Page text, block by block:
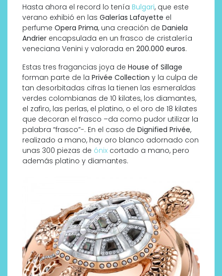
Hasta ahora el record lo tenía Bulgari, que este
verano exhibió en las Galerías Lafayette el
perfume Opera Prima, una creación de Daniela
Andrier encapsulada en un frasco de cristalería
veneciana Venini y valorada en 200.000 euros.
Estas tres fragancias joya de House of Sillage
forman parte de la Privée Collection y la culpa de
tan desorbitadas cifras la tienen las esmeraldas
verdes colombianas de 10 kilates, los diamantes,
el zafiro, las perlas, el platino, o el oro de 18 kilates
que decoran el frasco –da como pudor utilizar la
palabra “frasco”-. En el caso de Dignified Privée,
realizado a mano, hay oro blanco adornado con
unas 300 piezas de ónix cortado a mano, pero
además platino y diamantes.